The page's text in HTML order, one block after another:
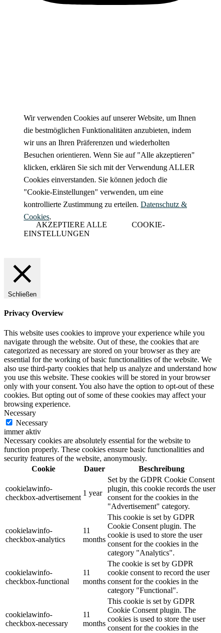
Wir verwenden Cookies auf unserer Website, um Ihnen
die bestmöglichen Funktionalitäten anzubieten, indem
wir uns an Ihren Präferenzen und wiederholten
Besuchen orientieren. Wenn Sie auf "Alle akzeptieren"
klicken, erklären Sie sich mit der Verwendung ALLER
Cookies einverstanden. Sie können jedoch die
"Cookie-Einstellungen" verwenden, um eine
kontrollierte Zustimmung zu erteilen. Datenschutz &
Cookies.
AKZEPTIERE ALLE
COOKIE-
EINSTELLUNGEN
Schließen
Privacy Overview
This website uses cookies to improve your experience while you
navigate through the website. Out of these, the cookies that are
categorized as necessary are stored on your browser as they are
essential for the working of basic functionalities of the website. We
also use third-party cookies that help us analyze and understand how
you use this website. These cookies will be stored in your browser
only with your consent. You also have the option to opt-out of these
cookies. But opting out of some of these cookies may affect your
browsing experience.
Necessary
Necessary
immer aktiv
Necessary cookies are absolutely essential for the website to
function properly. These cookies ensure basic functionalities and
security features of the website, anonymously.
Cookie
Dauer Beschreibung
cookielawinfo-
checkbox-advertisement
1 year
Set by the GDPR Cookie Consent
plugin, this cookie records the user
consent for the cookies in the
"Advertisement" category.
cookielawinfo-
checkbox-analytics
11
months
This cookie is set by GDPR
Cookie Consent plugin. The
cookie is used to store the user
consent for the cookies in the
category "Analytics".
cookielawinfo-
checkbox-functional
11
months
The cookie is set by GDPR
cookie consent to record the user
consent for the cookies in the
category "Functional".
cookielawinfo-
checkbox-necessary
11
months
This cookie is set by GDPR
Cookie Consent plugin. The
cookies is used to store the user
consent for the cookies in the